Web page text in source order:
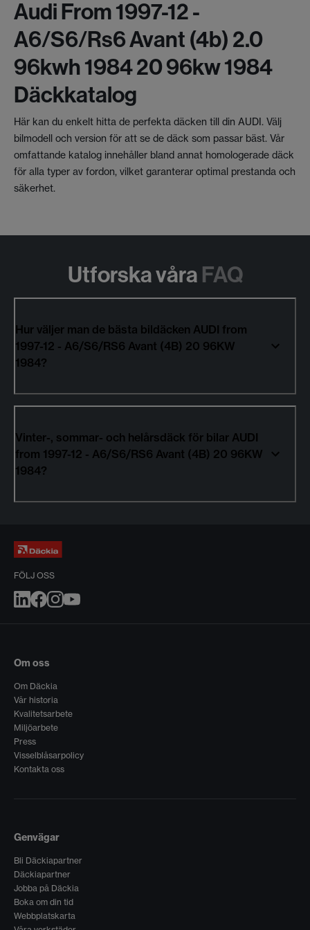
Audi From 1997-12 -
A6/s6/rs6 Avant (4b) 2.0
96kwh 1984 20 96kw 1984
Däckkatalog
Här kan du enkelt hitta de perfekta däcken till din AUDI. Välj
bilmodell och version för att se de däck som passar bäst. Vår
omfattande katalog innehåller bland annat homologerade däck
för alla typer av fordon, vilket garanterar optimal prestanda och
säkerhet.
Utforska våra FAQ
Hur väljer man de bästa bildäcken AUDI from
1997-12 - A6/S6/RS6 Avant (4B) 20 96KW
1984?
Vinter-, sommar- och helårsdäck för bilar AUDI
from 1997-12 - A6/S6/RS6 Avant (4B) 20 96KW
1984?
FÖLJ OSS
Om oss
Om Däckia
Vår historia
Kvalitetsarbete
Miljöarbete
Press
Visselblåsarpolicy
Kontakta oss
Genvägar
Bli Däckiapartner
Däckiapartner
Jobba på Däckia
Boka om din tid
Webbplatskarta